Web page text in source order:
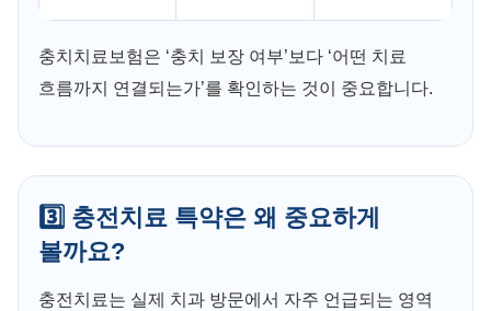
충치치료보험은 ‘충치 보장 여부’보다 ‘어떤 치료
흐름까지 연결되는가’를 확인하는 것이 중요합니다.
3️⃣ 충전치료 특약은 왜 중요하게
볼까요?
충전치료는 실제 치과 방문에서 자주 언급되는 영역